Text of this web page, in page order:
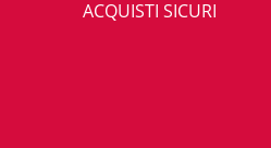
ACQUISTI SICURI